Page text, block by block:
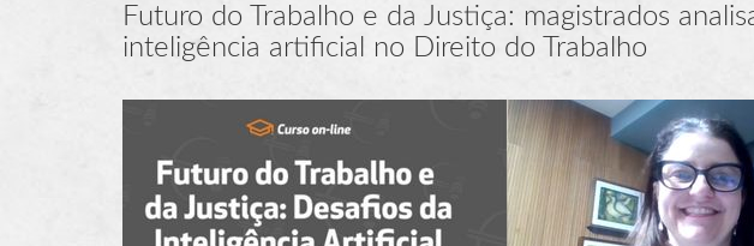
Futuro do Trabalho e da Justiça: magistrados
inteligência artificial no Direito do Trabalho